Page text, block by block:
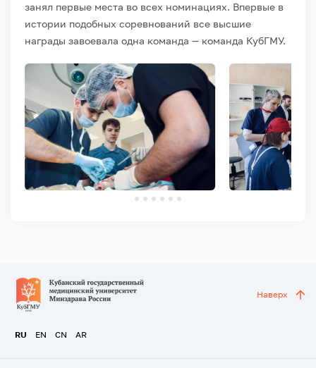
занял первые места во всех номинациях. Впервые в
истории подобных соревнований все высшие
награды завоевала одна команда — команда КубГМУ.
RU EN CN AR
Наверх